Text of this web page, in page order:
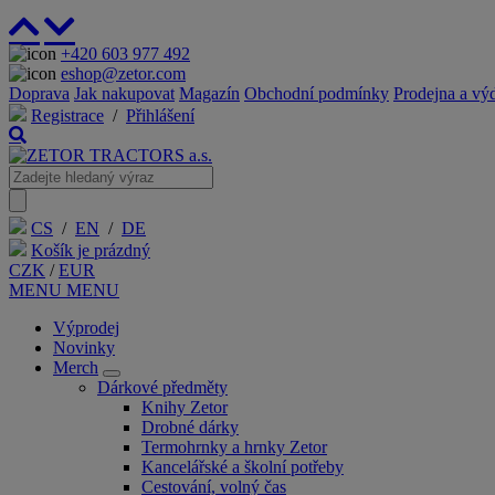
+420 603 977 492
eshop@zetor.com
Doprava Jak nakupovat Magazín Obchodní podmínky Prodejna a
Registrace / Přihlášení
CS / EN / DE
Košík je prázdný
CZK /EUR
MENU MENU
Výprodej
Novinky
Merch
Dárkové předměty
Knihy Zetor
Drobné dárky
Termohrnky a hrnky Zetor
Kancelářské a školní potřeby
Cestování, volný čas